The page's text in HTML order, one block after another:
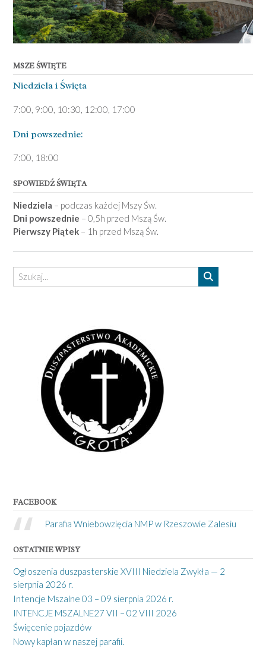
MSZE ŚWIĘTE
Niedziela ­i Święta
7:00, 9:00, 10:30, 12:00, 17:00
Dni pows­zednie:
7­:00, 18:00­
SPOWIEDŹ ŚWIĘTA
Niedziela – podczas każdej Mszy Św.
Dni powszednie – 0,5h przed Mszą Św.
Pierwszy Piątek – 1h przed Mszą Św.
FACEBOOK
Parafia Wniebowzięcia NMP w Rzeszowie Zalesiu
OSTATNIE WPISY
Ogłoszenia duszpasterskie XVIII Niedziela Zwykła — 2
sierpnia 2026 r.
Intencje Mszalne 03 – 09 sierpnia 2026 r.
INTENCJE MSZALNE27 VII – 02 VIII 2026
Święcenie pojazdów
Nowy kapłan w naszej parafii.